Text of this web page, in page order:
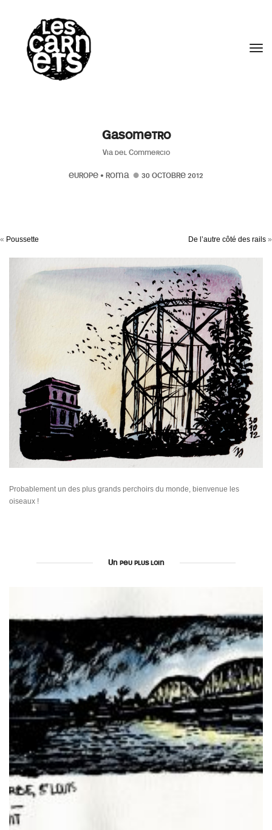
Gasometro
Via del Commercio
EUROPE • ROMA 30 OCTOBRE 2012
« Poussette De l’autre côté des rails »
Probablement un des plus grands perchoirs du monde, bienvenue les
oiseaux !
Un peu plus loin